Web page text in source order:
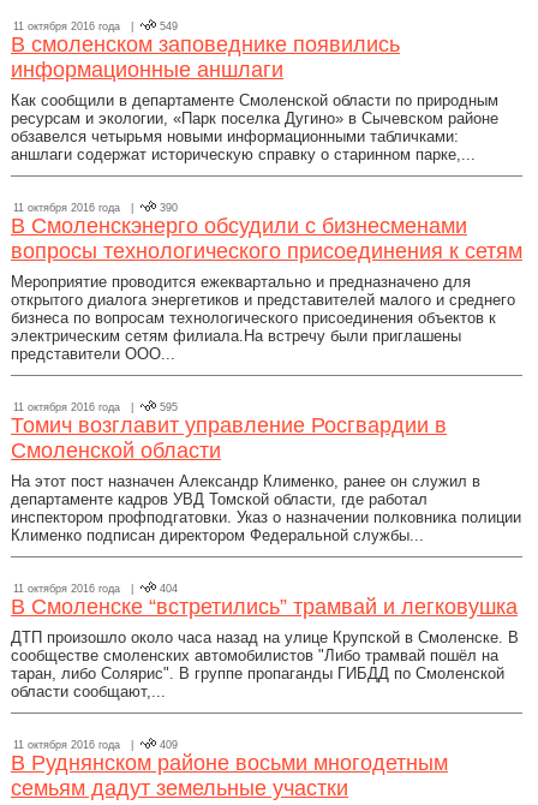
11 октября 2016 года | 549
В смоленском заповеднике появились
информационные аншлаги
Как сообщили в департаменте Смоленской области по природным
ресурсам и экологии, «Парк поселка Дугино» в Сычевском районе
обзавелся четырьмя новыми информационными табличками:
аншлаги содержат историческую справку о старинном парке,...
11 октября 2016 года | 390
В Смоленскэнерго обсудили с бизнесменами
вопросы технологического присоединения к сетям
Мероприятие проводится ежеквартально и предназначено для
открытого диалога энергетиков и представителей малого и среднего
бизнеса по вопросам технологического присоединения объектов к
электрическим сетям филиала.На встречу были приглашены
представители ООО...
11 октября 2016 года | 595
Томич возглавит управление Росгвардии в
Смоленской области
На этот пост назначен Александр Клименко, ранее он служил в
департаменте кадров УВД Томской области, где работал
инспектором профподгатовки. Указ о назначении полковника полиции
Клименко подписан директором Федеральной службы...
11 октября 2016 года | 404
В Смоленске “встретились” трамвай и легковушка
ДТП произошло около часа назад на улице Крупской в Смоленске. В
сообществе смоленских автомобилистов "Либо трамвай пошёл на
таран, либо Солярис". В группе пропаганды ГИБДД по Смоленской
области сообщают,...
11 октября 2016 года | 409
В Руднянском районе восьми многодетным
семьям дадут земельные участки